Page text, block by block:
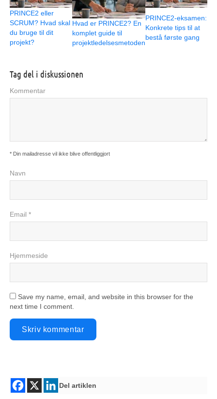
PRINCE2 eller
SCRUM? Hvad skal
du bruge til dit
projekt?
Hvad er PRINCE2? En
komplet guide til
projektledelsesmetoden
PRINCE2-eksamen:
Konkrete tips til at
bestå første gang
Tag del i diskussionen
Kommentar
* Din mailadresse vil ikke blive offentliggjort
Navn
Email *
Hjemmeside
Save my name, email, and website in this browser for the
next time I comment.
Del artiklen